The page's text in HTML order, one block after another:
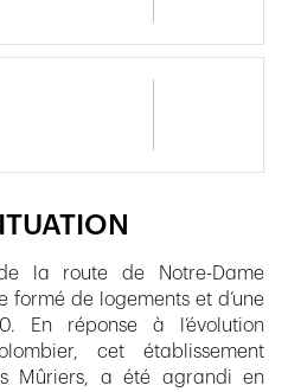
de la route de Notre-Dame
formé de logements et d’une
En réponse à l’évolution
cet établissement
Mûriers, a été agrandi en